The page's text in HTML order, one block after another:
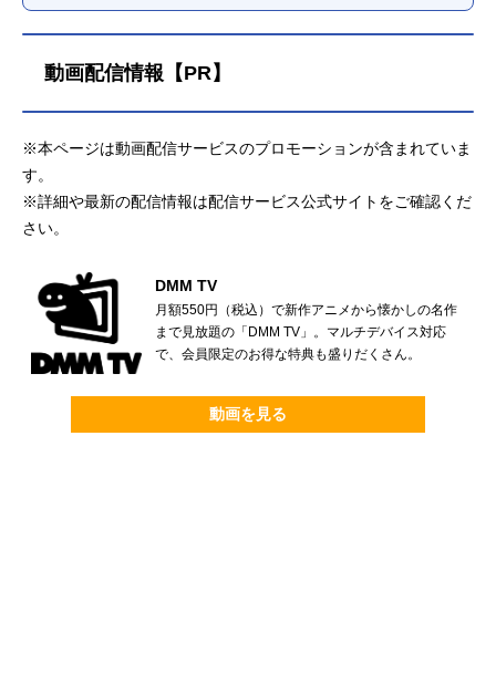
動画配信情報【PR】
※本ページは動画配信サービスのプロモーションが含まれていま
す。
※詳細や最新の配信情報は配信サービス公式サイトをご確認くだ
さい。
DMM TV
月額550円（税込）で新作アニメから懐かしの名作
まで見放題の「DMM TV」。マルチデバイス対応
で、会員限定のお得な特典も盛りだくさん。
動画を見る